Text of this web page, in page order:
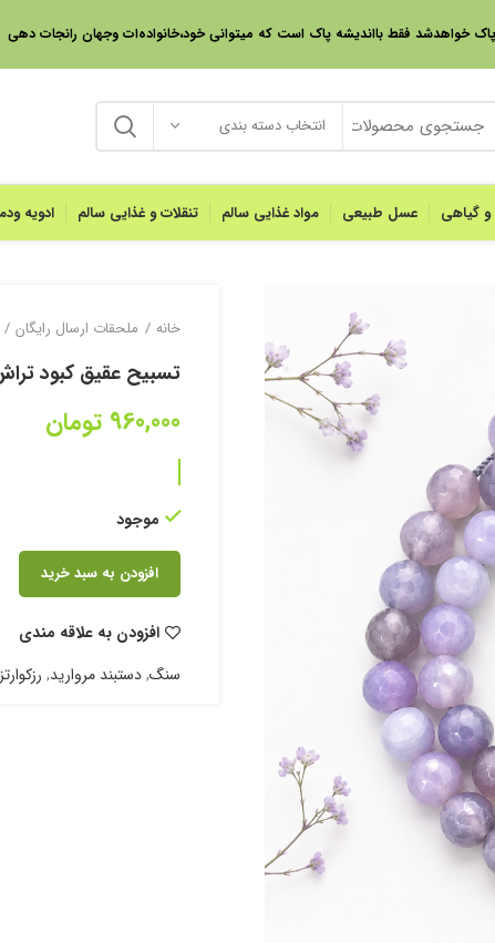
خواهدشد فقط بااندیشه پاک است که میتوانی خود،خانواده‌ات وجهان رانجات دهی
انتخاب دسته بندی
و گیاهی عسل طبیعی مواد غذایی سالم تنقلات و غذایی سالم ادویه
خانه ملحقات ارسال رایگان
تسبیح عقیق کبود
960,000 تومان
موجود
افزودن به سبد خرید
افزودن به علاقه مندی
سنگ,دستبند مروارید, رزکوارتز